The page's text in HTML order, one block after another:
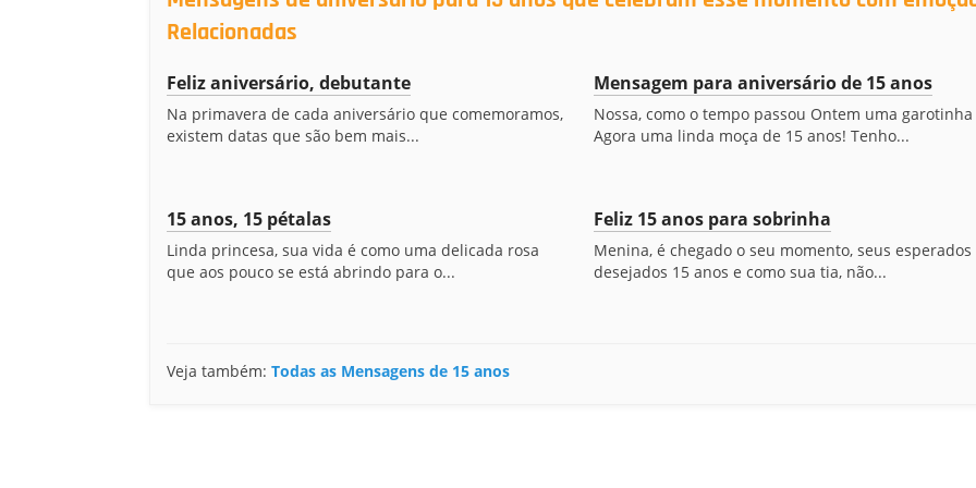
Relacionadas
Feliz aniversário, debutante
Na primavera de cada aniversário que comemoramos,
existem datas que são bem mais...
Mensagem para aniversário de 15 anos
Nossa, como o tempo passou Ontem uma garotinha
Agora uma linda moça de 15 anos! Tenho...
15 anos, 15 pétalas
Linda princesa, sua vida é como uma delicada rosa
que aos pouco se está abrindo para o...
Feliz 15 anos para sobrinha
Menina, é chegado o seu momento, seus esperados
desejados 15 anos e como sua tia, não...
Veja também: Todas as Mensagens de 15 anos